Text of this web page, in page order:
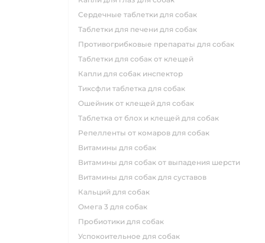
сердечные таблетки для собак
таблетки для печени для собак
противогрибковые препараты для собак
таблетки для собак от клещей
капли для собак инспектор
тиксфли таблетка для собак
ошейник от клещей для собак
таблетка от блох и клещей для собак
репелленты от комаров для собак
витамины для собак
витамины для собак от выпадения шерсти
витамины для собак для суставов
кальций для собак
омега 3 для собак
пробиотики для собак
успокоительное для собак